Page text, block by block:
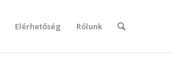
Elérhetőség Rólunk